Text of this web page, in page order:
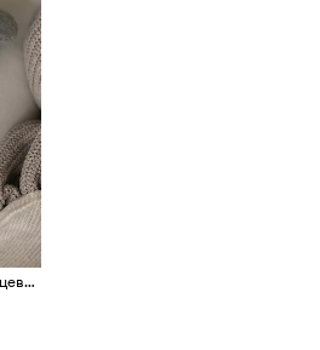
Прорезыватель для младенцев Effiki